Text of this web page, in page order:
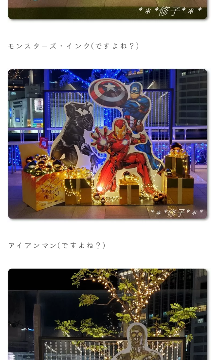
モンスターズ・インク(ですよね？)
アイアンマン(ですよね？)